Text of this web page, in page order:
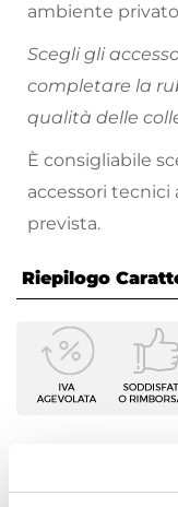
ambiente
Scegli gli
completare la
qualità delle
È consigliabile
accessori
prevista.
Riepilogo
Caratteristiche
Tipologia
Rubinetto per